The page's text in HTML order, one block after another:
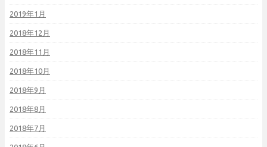
2019年1月
2018年12月
2018年11月
2018年10月
2018年9月
2018年8月
2018年7月